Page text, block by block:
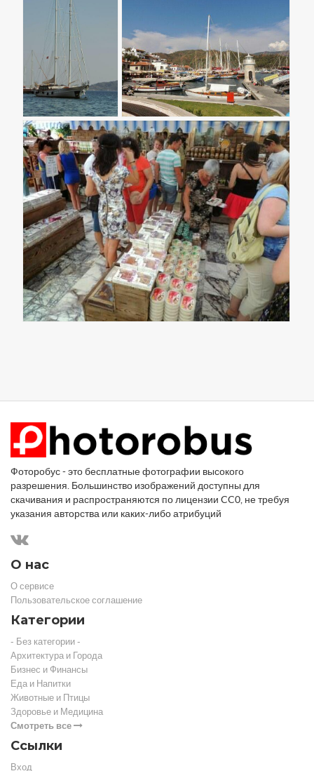
Фоторобус - это бесплатные фотографии высокого
разрешения. Большинство изображений доступны для
скачивания и распространяются по лицензии CC0, не требуя
указания авторства или каких-либо атрибуций
О нас
О сервисе
Пользовательское соглашение
Категории
- Без категории -
Архитектура и Города
Бизнес и Финансы
Еда и Напитки
Животные и Птицы
Здоровье и Медицина
Смотреть все
Ссылки
Вход